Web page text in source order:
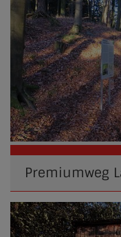
Premiumweg